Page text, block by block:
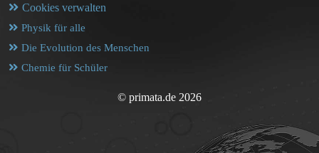
Cookies verwalten
Physik für alle
Die Evolution des Menschen
Chemie für Schüler
© primata.de 2026